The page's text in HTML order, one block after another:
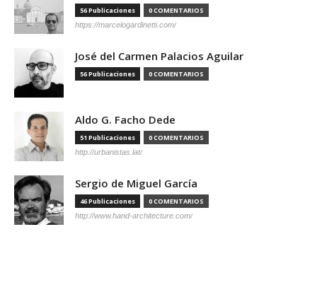
56 Publicaciones 0 COMENTARIOS
https://marcelogardinetti.com/
José del Carmen Palacios Aguilar
56 Publicaciones 0 COMENTARIOS
Aldo G. Facho Dede
51 Publicaciones 0 COMENTARIOS
http://urbanistas.lat/
Sergio de Miguel García
46 Publicaciones 0 COMENTARIOS
http://www.hand-architecture.com/